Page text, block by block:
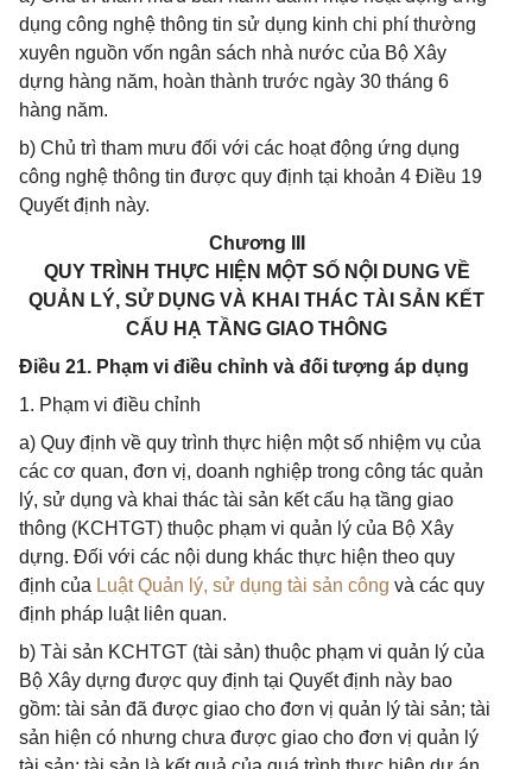
dụng công nghệ thông tin sử dụng kinh chi phí thường
xuyên nguồn vốn ngân sách nhà nước của Bộ Xây
dựng hàng năm, hoàn thành trước ngày 30 tháng 6
hàng năm.
b) Chủ trì tham mưu đối với các hoạt động ứng dụng
công nghệ thông tin được quy định tại khoản 4 Điều 19
Quyết định này.
Chương III
QUY TRÌNH THỰC HIỆN MỘT SỐ NỘI DUNG VỀ
QUẢN LÝ, SỬ DỤNG VÀ KHAI THÁC TÀI SẢN KẾT
CẤU HẠ TẦNG GIAO THÔNG
Điều 21. Phạm vi điều chỉnh và đối tượng áp dụng
1. Phạm vi điều chỉnh
a) Quy định về quy trình thực hiện một số nhiệm vụ của
các cơ quan, đơn vị, doanh nghiệp trong công tác quản
lý, sử dụng và khai thác tài sản kết cấu hạ tầng giao
thông (KCHTGT) thuộc phạm vi quản lý của Bộ Xây
dựng. Đối với các nội dung khác thực hiện theo quy
định của Luật Quản lý, sử dụng tài sản công và các quy
định pháp luật liên quan.
b) Tài sản KCHTGT (tài sản) thuộc phạm vi quản lý của
Bộ Xây dựng được quy định tại Quyết định này bao
gồm: tài sản đã được giao cho đơn vị quản lý tài sản; tài
sản hiện có nhưng chưa được giao cho đơn vị quản lý